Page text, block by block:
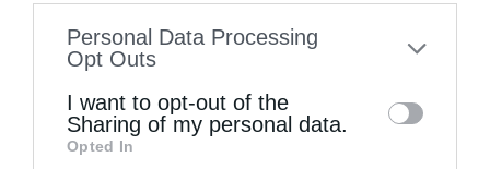
to your opt-out. You may separately opt-out
information by third parties on the IAB’s list
of downstream participants. This
Personal Data Processing
Opt Outs
I want to opt-out of the
Sharing of my personal data.
Opted In